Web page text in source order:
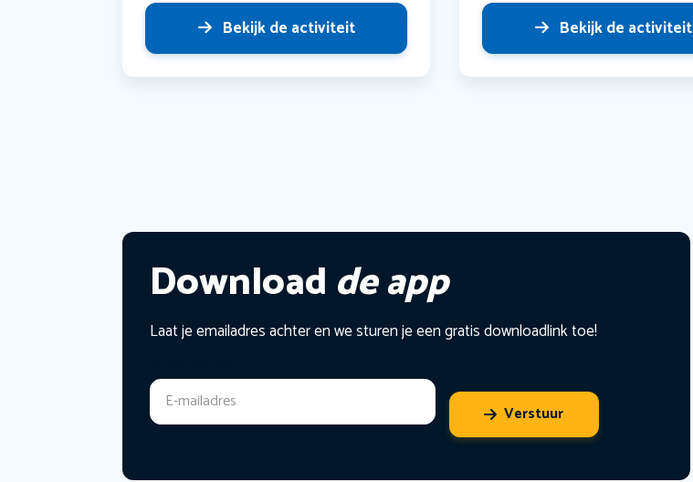
Bekijk de activiteit Bekijk de activiteit
Download de app
Laat je emailadres achter en we sturen je een gratis downloadlink toe!
Verstuur